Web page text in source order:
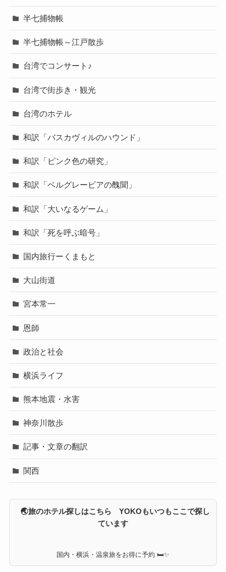
半七捕物帳
半七捕物帳～江戸散歩
台湾でコンサート♪
台湾で街歩き・観光
台湾のホテル
和訳「バスカヴィルのハウンド」
和訳「ピンク色の研究」
和訳「ベルグレービアの醜聞」
和訳「大いなるゲーム」
和訳「死を呼ぶ暗号」
国内旅行ーくまもと
大山街道
宮本常一
恩師
政治と社会
横浜ライフ
熊本地震・水害
神奈川散歩
記事・文章の翻訳
関西
🌏旅のホテル探しはこちら YOKOもいつもここで探し
ています